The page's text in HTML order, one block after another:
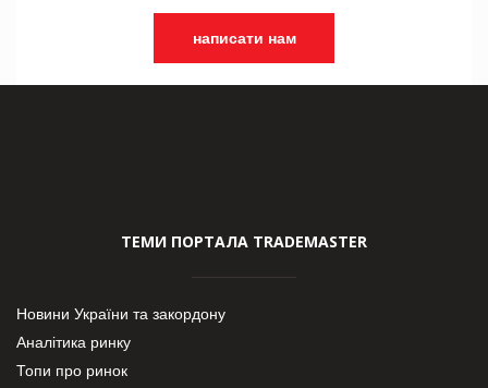
написати нам
ТЕМИ ПОРТАЛА TRADEMASTER
Новини України та закордону
Аналітика ринку
Топи про ринок